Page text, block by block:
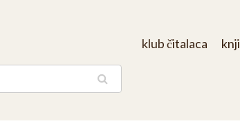
klub čitalaca